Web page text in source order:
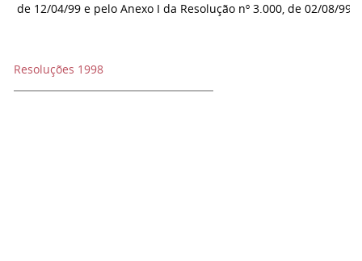
de 12/04/99 e pelo Anexo I da Resolução nº 3.000, de 02/08/99
Resoluções 1998